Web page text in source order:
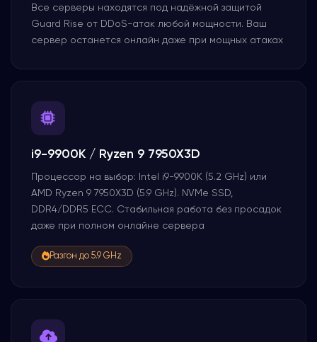
Все серверы находятся под надёжной защитой
Guard Rise от DDoS-атак любой мощности. Ваш
сервер останется онлайн даже при мощных атаках
i9-9900K / Ryzen 9 7950X3D
Процессор на выбор: Intel i9-9900K (5.2 GHz) или
AMD Ryzen 9 7950X3D (5.9 GHz). NVMe SSD,
DDR4/DDR5 ECC. Стабильная работа без просадок
даже при полном онлайне сервера
Разгон до 5.9 GHz